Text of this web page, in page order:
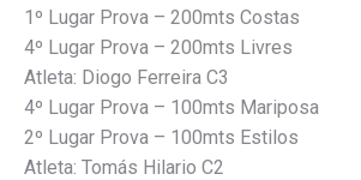
1º Lugar Prova – 200mts Costas
4º Lugar Prova – 200mts Livres
Atleta: Diogo Ferreira C3
4º Lugar Prova – 100mts Mariposa
2º Lugar Prova – 100mts Estilos
Atleta: Tomás Hilario C2